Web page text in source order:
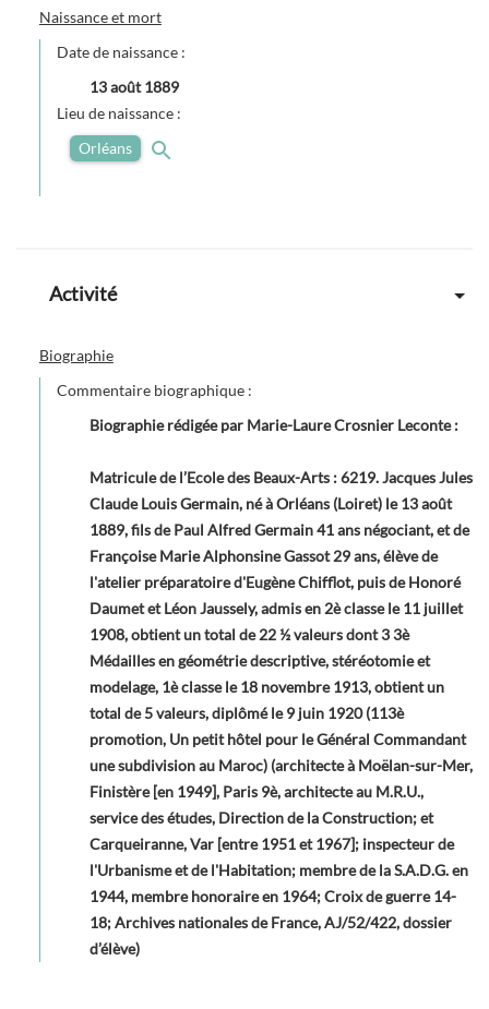
Naissance et mort
Date de naissance :
13 août 1889
Lieu de naissance :
Orléans
Activité
Biographie
Commentaire biographique :
Biographie rédigée par Marie-Laure Crosnier Leconte:
Matricule de l’Ecole des Beaux-Arts : 6219. Jacques Jules
Claude Louis Germain, né à Orléans (Loiret) le 13 août
1889, fils de Paul Alfred Germain 41 ans négociant, et de
Françoise Marie Alphonsine Gassot 29 ans, élève de
l'atelier préparatoire d'Eugène Chifflot, puis de Honoré
Daumet et Léon Jaussely, admis en 2è classe le 11 juillet
1908, obtient un total de 22 ½ valeurs dont 3 3è
Médailles en géométrie descriptive, stéréotomie et
modelage, 1è classe le 18 novembre 1913, obtient un
total de 5 valeurs, diplômé le 9 juin 1920 (113è
promotion, Un petit hôtel pour le Général Commandant
une subdivision au Maroc) (architecte à Moëlan-sur-Mer,
Finistère [en 1949], Paris 9è, architecte au M.R.U.,
service des études, Direction de la Construction; et
Carqueiranne, Var [entre 1951 et 1967]; inspecteur de
l'Urbanisme et de l'Habitation; membre de la S.A.D.G. en
1944, membre honoraire en 1964; Croix de guerre 14-
18; Archives nationales de France, AJ/52/422, dossier
d’élève)